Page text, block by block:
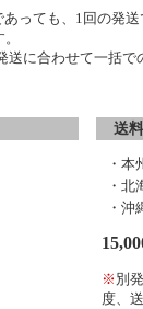
っても、1回の発
に合わせて一括で
送
・本
・北
・沖
※ 別
度、